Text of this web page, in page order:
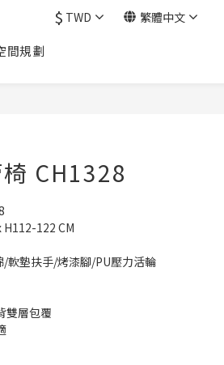
$ TWD 繁體中文
間規劃
CH1328
H112-122 CM
軟墊扶手/烤漆腳/PU壓力活輪
雙層包覆